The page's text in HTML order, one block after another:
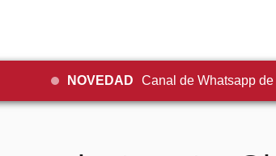
NOVEDAD Canal de Whatsapp de